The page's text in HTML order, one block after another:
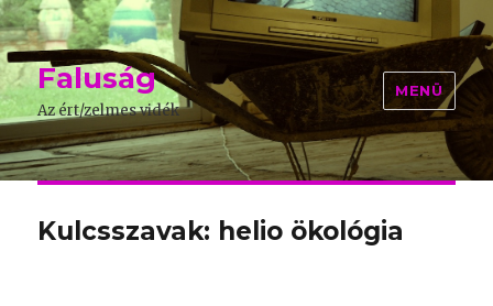
Faluság
Az ért/zelmes vidék
MENÜ
Kulcsszavak: helio ökológia